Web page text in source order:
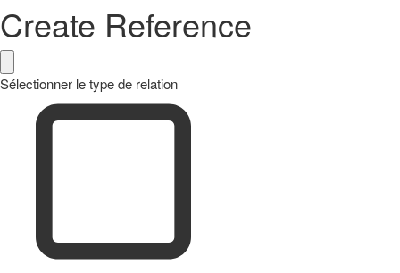
Create Reference
Sélectionner le type de relation